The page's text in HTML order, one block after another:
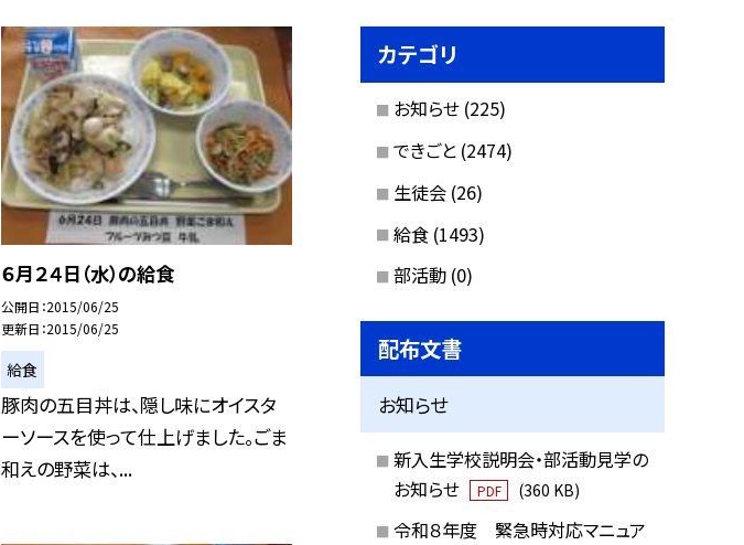
６月２４日（水）の給食
公開日 2015/06/25
更新日 2015/06/25
給食
豚肉の五目丼は、隠し味にオイスタ
ーソースを使って仕上げました。ごま
和えの野菜は、...
カテゴリ
お知らせ (225)
できごと (2474)
生徒会 (26)
給食 (1493)
部活動 (0)
配布文書
お知らせ
新入生学校説明会・部活動見学の
お知らせ
PDF (360 KB)
令和８年度 緊急時対応マニュア